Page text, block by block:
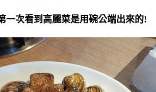
一次看到高麗菜是用碗公端出來的!